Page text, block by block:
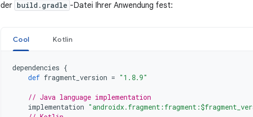
der build.gradle -Datei Ihrer Anwendung fest:
Cool Kotlin
dependencies {
def fragment_version = "1.8.9"
// Java language implementation
implementation